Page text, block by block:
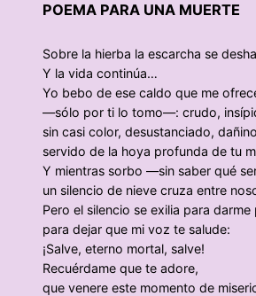
POEMA PARA UNA MUERTE
Sobre la hierba la escarcha se
Y la vida continúa…
Yo bebo de ese caldo que me
—sólo por ti lo tomo—: crudo,
sin casi color, desustanciado,
servido de la hoya profunda de tu
Y mientras sorbo —sin saber qué
un silencio de nieve cruza entre
Pero el silencio se exilia para darme
para dejar que mi voz te salude:
¡Salve, eterno mortal, salve!
Recuérdame que te adore,
que venere este momento de